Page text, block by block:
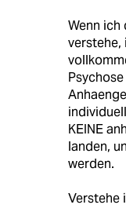
Wenn
verstehe,
KEINE
landen,
werden.
Verstehe